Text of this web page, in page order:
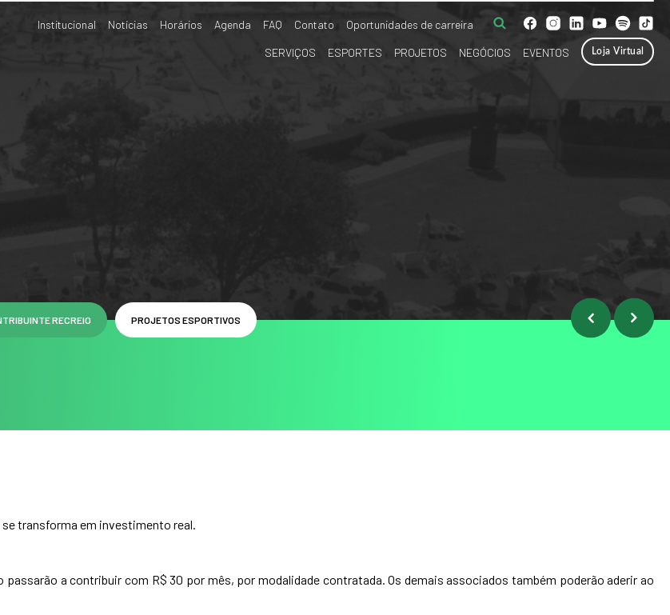
SERVIÇOS ESPORTES PROJETOS NEGÓCIOS EVENTOS Loja Virtual
Institucional Notícias Horários Agenda FAQ Contato Oportunidades de carreira
RECREIO PROJETOS ESPORTIVOS
transforma em investimento real.
a contribuir com R$ 30 por mês, por modalidade contratada. Os demais associados também poderão aderir ao